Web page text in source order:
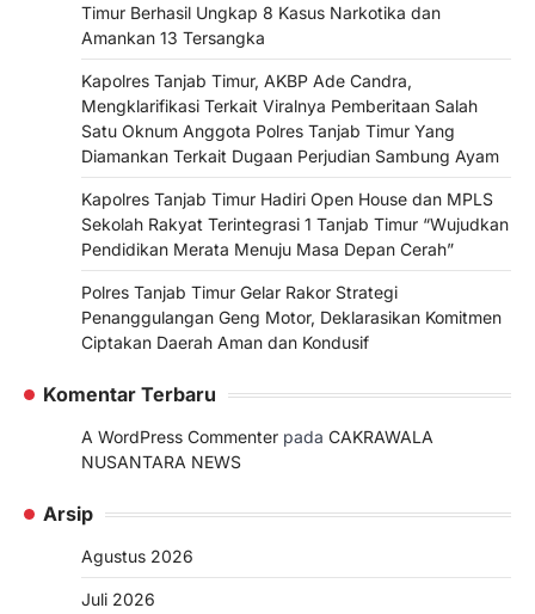
Timur Berhasil Ungkap 8 Kasus Narkotika dan
Amankan 13 Tersangka
Kapolres Tanjab Timur, AKBP Ade Candra,
Mengklarifikasi Terkait Viralnya Pemberitaan Salah
Satu Oknum Anggota Polres Tanjab Timur Yang
Diamankan Terkait Dugaan Perjudian Sambung Ayam
Kapolres Tanjab Timur Hadiri Open House dan MPLS
Sekolah Rakyat Terintegrasi 1 Tanjab Timur “Wujudkan
Pendidikan Merata Menuju Masa Depan Cerah”
Polres Tanjab Timur Gelar Rakor Strategi
Penanggulangan Geng Motor, Deklarasikan Komitmen
Ciptakan Daerah Aman dan Kondusif
Komentar Terbaru
A WordPress Commenter pada CAKRAWALA
NUSANTARA NEWS
Arsip
Agustus 2026
Juli 2026